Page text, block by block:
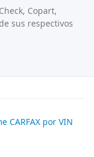
Copart,
sus respectivos
CARFAX por VIN